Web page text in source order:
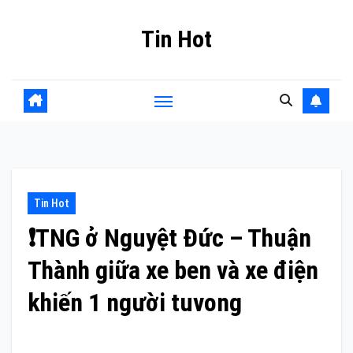
Tin Hot
Tin Hot
❗️TNG ở Nguyệt Đức – Thuận
Thành giữa xe ben và xe điện
khiến 1 người tuvong